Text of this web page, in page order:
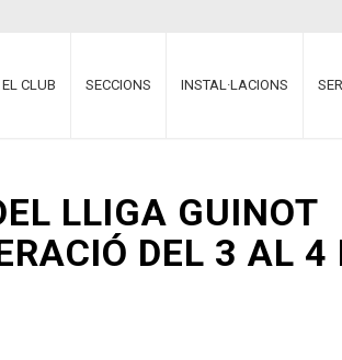
EL CLUB SECCIONS INSTAL·LACIONS
LLIGA GUINOT
DEL 3 AL 4